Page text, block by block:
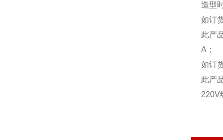
造型
如订
此产
A；
如订
此产
220V